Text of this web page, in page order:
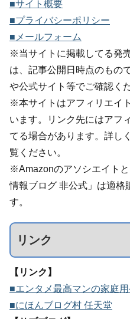
■サイト概要
■プライバシーポリシー
■メールフォーム
※当サイトに掲載してる発
は、記事公開日時点のもの
や公式サイト等でご確認く
※本サイトはアフィリエイ
います。リンク先にはアフ
てる場合があります。詳し
覧ください。
※Amazonのアソシエイト
情報ブログ 非公式」は適格
す。
リンク
【リンク】
■エンタメ最高マンの家庭
■にほんブログ村 任天堂